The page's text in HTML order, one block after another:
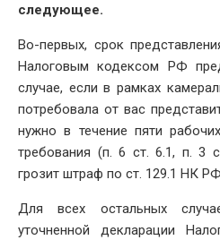
следующее.
Во-первых, срок
Налоговым кодексом РФ
случае, если в рамках
потребовала от вас
нужно в течение пяти
требования (п. 6 ст. 6.1, п.
грозит штраф по ст. 129.1 НК
Для всех остальных
уточненной декларации